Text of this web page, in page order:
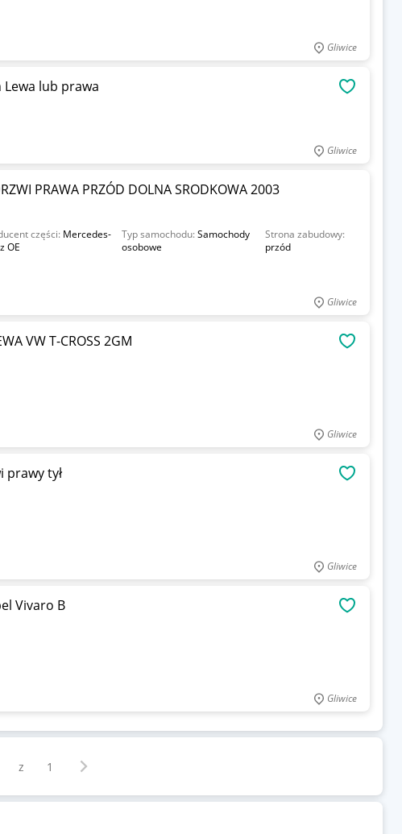
Gliwice
Lewa lub prawa
Gliwice
PRAWA PRZÓD DOLNA SRODKOWA 2003
części: Mercedes-
OE
Typ samochodu:Samochody
osobowe
Strona zabudowy:
przód
Gliwice
VW T-CROSS 2GM
Gliwice
prawy tył
Gliwice
Vivaro B
Gliwice
z 1 Następna strona